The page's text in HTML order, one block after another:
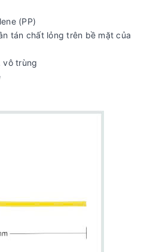
(PP)
tán chất lỏng trên bề mặt của
vô trùng